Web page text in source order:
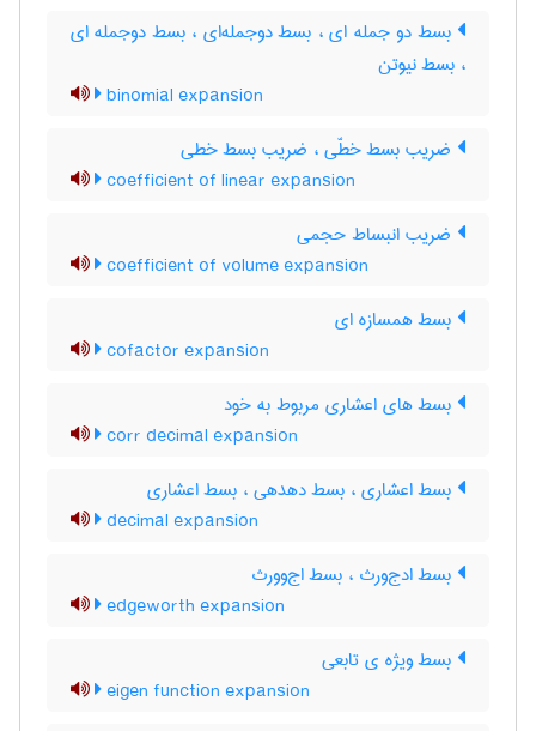
بسط دو جمله ای ، بسط دوجمله‌ای ، بسط دوجمله ای
، بسط نیوتن
binomial expansion
ضریب بسط خطّی ، ضریب بسط خطی
coefficient of linear expansion
ضریب انبساط حجمی
coefficient of volume expansion
بسط همسازه ای
cofactor expansion
بسط های اعشاری مربوط به خود
corr decimal expansion
بسط اعشاری ، بسط دهدهی ، ‌بسط اعشاری
decimal expansion
بسط ادج‌ورث ، بسط اج‌وورث
edgeworth expansion
بسط ویژه ی تابعی
eigen function expansion